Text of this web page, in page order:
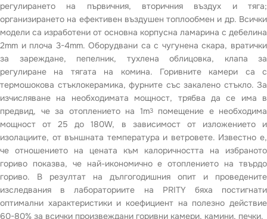
регулирането на първичния, вторичния въздух и тяга;
организирането на ефективен въздушен топлообмен и др. Всички
модели са изработени от основна корпусна ламарина с дебелина
2mm и плоча 3-4mm. Оборудвани са с чугунена скара, вратички
за зареждане, пепелник, тухлена облицовка, клапа за
регулиране на тягата на комина. Горивните камери са с
термошокова стъклокерамика, фурните със закалено стъкло. За
изчисляване на необходимата мощност, трябва да се има в
предвид, че за отоплението на 1m3помещение е необходима
мощност от 25 до 180W, в зависимост от изложението и
изолациите, от външната температура и ветровете. Известно е,
че отношението на цената към калоричността на избраното
гориво показва, че най-икономично е отоплението на твърдо
гориво. В резултат на дългогодишния опит и проведените
изследвания в лабораториите на PRITY бяха постигнати
оптимални характеристики и коефициент на полезно действие
60-80% за всички произвеждани горивни камери, камини, печки.